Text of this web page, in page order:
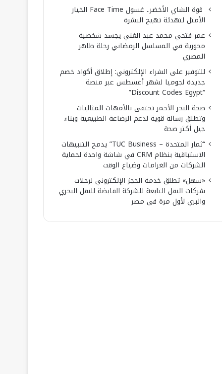
قوة الشاي الأخضر.. غسول Face Time الخيار
الأمثل لتهدئة تهيج البشرة
عمر فتحي محمد عبد الغني يجسد شخصية
محورية في المسلسل الرمضاني رحلة طاهر
المصري
للتوفير على الشراء الإلكتروني: إطلاق أكواد خصم
جديدة لجوميا لشهر أغسطس عبر منصة
“Discount Codes Egypt”
صحة البحر الأحمر تحتفى بالأمهات المثاليات
وتطلق رسالة قوية لدعم الرضاعة الطبيعية وبناء
جيل أكثر صحة
“ثمار المتحدة – TUC Business” يدمج التنبيهات
الاستباقية بنظام CRM في شاشة واحدة لحماية
الشركات من الغرامات وضياع الوقت
«سهل» تطلق خدمة الحجز الإلكتروني لرحلات
شركات النقل التابعة للشركة القابضة للنقل البحري
والبري لأول مرة فى مصر